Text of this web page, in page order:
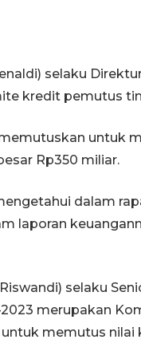
selaku
kredit pemutus
untuk
Rp350 miliar.
dalam
laporan
selaku
merupakan
memutus